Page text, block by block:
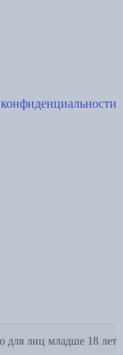
для лиц младше 18 лет